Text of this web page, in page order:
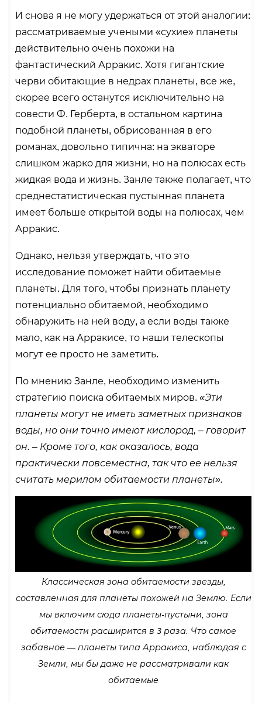
И снова я не могу удержаться от этой аналогии:
рассматриваемые учеными «сухие» планеты
действительно очень похожи на
фантастический Арракис. Хотя гигантские
черви обитающие в недрах планеты, все же,
скорее всего останутся исключительно на
совести Ф. Герберта, в остальном картина
подобной планеты, обрисованная в его
романах, довольно типична: на экваторе
слишком жарко для жизни, но на полюсах есть
жидкая вода и жизнь. Занле также полагает, что
среднестатистическая пустынная планета
имеет больше открытой воды на полюсах, чем
Арракис.
Однако, нельзя утверждать, что это
исследование поможет найти обитаемые
планеты. Для того, чтобы признать планету
потенциально обитаемой, необходимо
обнаружить на ней воду, а если воды также
мало, как на Арракисе, то наши телескопы
могут ее просто не заметить.
По мнению Занле, необходимо изменить
стратегию поиска обитаемых миров. «Эти
планеты могут не иметь заметных признаков
воды, но они точно имеют кислород, – говорит
он. – Кроме того, как оказалось, вода
практически повсеместна, так что ее нельзя
считать мерилом обитаемости планеты».
Классическая зона обитаемости звезды,
составленная для планеты похожей на Землю. Если
мы включим сюда планеты-пустыни, зона
обитаемости расширится в 3 раза. Что самое
забавное — планеты типа Арракиса, наблюдая с
Земли, мы бы даже не рассматривали как
обитаемые